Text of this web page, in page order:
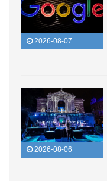
2026-08-07
2026-08-06